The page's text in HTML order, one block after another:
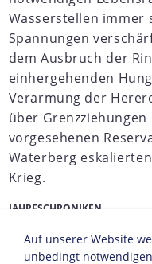
Wasserstellen immer
Spannungen
dem Ausbruch der
einhergehenden
Verarmung der
über
vorgesehenen
Waterberg
Krieg.
JAHRESCHRONIKEN
1871 1872
Auf unserer Website
unbedingt